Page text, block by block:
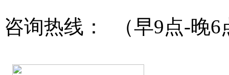
咨询热线： （早9点-晚6